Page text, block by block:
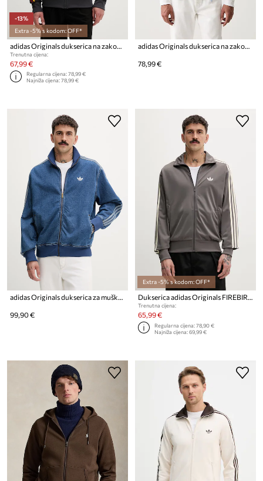
-13%
Extra -5% s kodom: OFF*
adidas Originals dukserica na zakopčavanje za muškarce Firebird
Trenutna cijena:
67,99 €
Regularna cijena:78,99 €
Najniža cijena:78,99 €
adidas Originals dukserica na zakopčavanje za muškarce Beckenbauer
78,99 €
adidas Originals dukserica za muškarce traperica
99,90 €
Extra -5% s kodom: OFF*
Dukserica adidas Originals FIREBIRD TT
Trenutna cijena:
65,99 €
Regularna cijena:78,90 €
Najniža cijena:69,99 €